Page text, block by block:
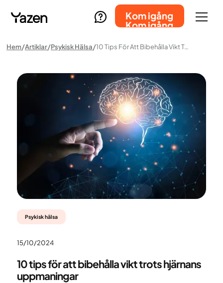
Kom igång
Kom igång
Hem Artiklar Psykisk Hälsa 10 Tips För Att Bibehålla Vikt Trots Hjärnans Uppmaningar
Psykisk hälsa
15/10/2024
10 tips för att bibehålla vikt trots hjärnans
uppmaningar